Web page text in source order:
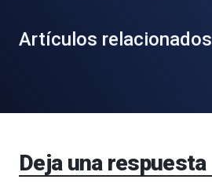
Artículos relacionados
Deja una respuesta